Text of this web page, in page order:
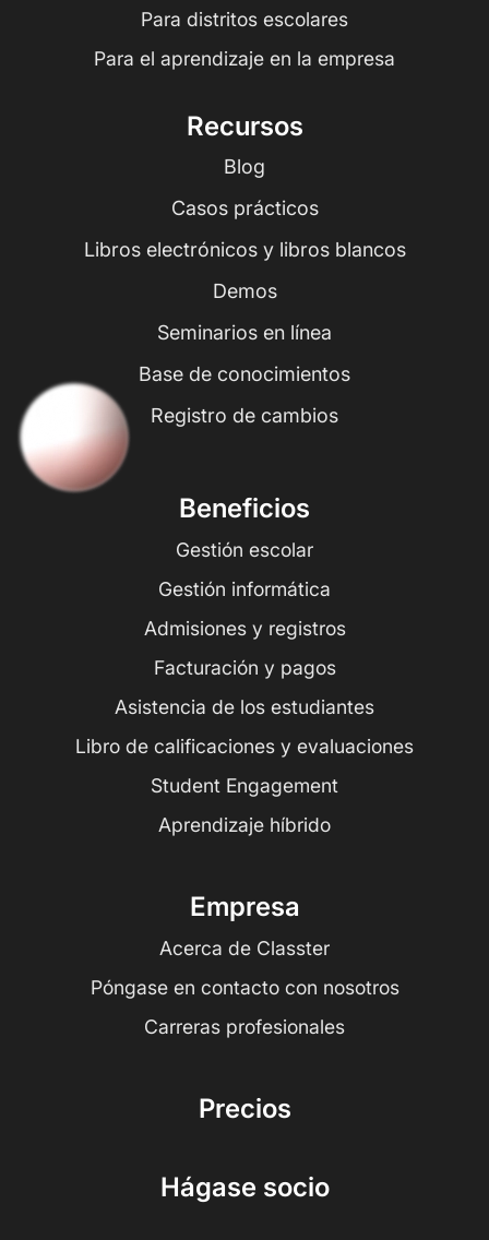
Para distritos escolares
Para el aprendizaje en la empresa
Recursos
Blog
Casos prácticos
Libros electrónicos y libros blancos
Demos
Seminarios en línea
Base de conocimientos
Registro de cambios
Beneficios
Gestión escolar
Gestión informática
Admisiones y registros
Facturación y pagos
Asistencia de los estudiantes
Libro de calificaciones y evaluaciones
Student Engagement
Aprendizaje híbrido
Empresa
Acerca de Classter
Póngase en contacto con nosotros
Carreras profesionales
Precios
Hágase socio